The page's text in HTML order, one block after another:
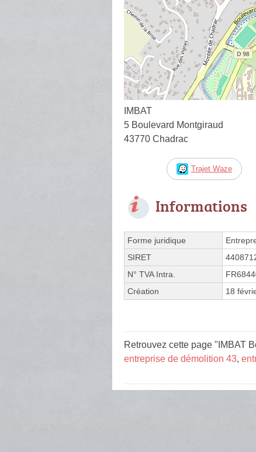
IMBAT
5 Boulevard Montgiraud
43770 Chadrac
Trajet Waze
Informations
Forme juridique
SIRET
N° TVA Intra.
Création
18
Retrouvez cette page "IMBAT
entreprise de démolition 43,